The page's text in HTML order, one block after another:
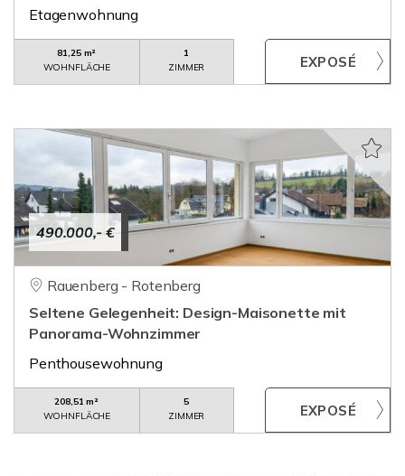
Etagenwohnung
81,25 m²
WOHNFLÄCHE
1
ZIMMER
490.000,- €
Rauenberg - Rotenberg
Seltene Gelegenheit: Design-Maisonette mit
Panorama-Wohnzimmer
Penthousewohnung
208,51 m²
WOHNFLÄCHE
5
ZIMMER